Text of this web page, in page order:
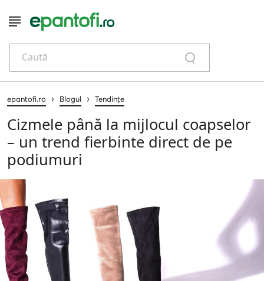
Caută
epantofi.ro › Blogul › Tendințe
Cizmele până la mijlocul coapselor
– un trend fierbinte direct de pe
podiumuri